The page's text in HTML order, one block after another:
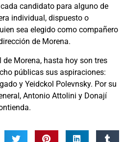
candidato para alguno de
individual, dispuesto o
sea elegido como compañero
de Morena.
Morena, hasta hoy son tres
públicas sus aspiraciones:
y Yeidckol Polevnsky. Por su
Antonio Attolini y Donají